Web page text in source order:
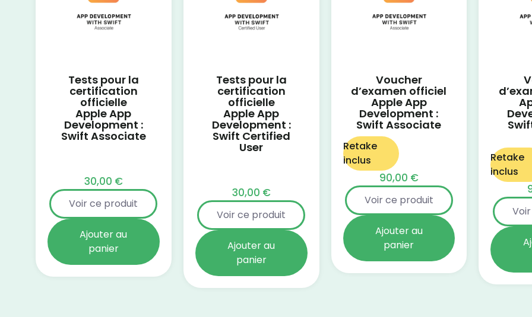
Tests pour la
certification
officielle
Apple App
Development :
Swift Associate
30,00 €
Voir ce produit
Ajouter au
panier
Tests pour la
certification
officielle
Apple App
Development :
Swift Certified
User
30,00 €
Voir ce produit
Ajouter au
panier
Voucher
d’examen officiel
Apple App
Development :
Swift Associate
Retake
inclus
90,00 €
Voir ce produit
Ajouter au
panier
Retake
inclus